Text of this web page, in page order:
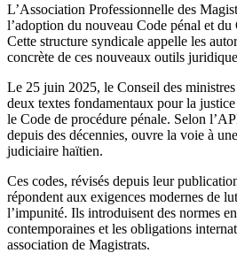
L’Association Professionnelle des
l’adoption du nouveau Code pénal et du
Cette structure syndicale appelle les
concrète de ces nouveaux outils
Le 25 juin 2025, le Conseil des
deux textes fondamentaux pour la
le Code de procédure pénale. Selon
depuis des décennies, ouvre la voie à
judiciaire haïtien.
Ces codes, révisés depuis leur
répondent aux exigences modernes de
l’impunité. Ils introduisent des normes
contemporaines et les obligations
association de Magistrats.